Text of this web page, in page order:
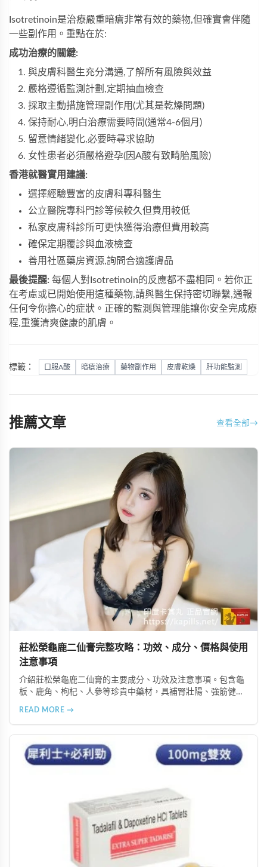
Isotretinoin是治療嚴重暗瘡非常有效的藥物,但確實會伴隨
一些副作用。重點在於:
成功治療的關鍵:
與皮膚科醫生充分溝通,了解所有風險與效益
嚴格遵循監測計劃,定期抽血檢查
採取主動措施管理副作用(尤其是乾燥問題)
保持耐心,明白治療需要時間(通常4-6個月)
留意情緒變化,必要時尋求協助
女性患者必須嚴格避孕(因A酸有致畸胎風險)
香港就醫實用建議:
選擇經驗豐富的皮膚科專科醫生
公立醫院專科門診等候較久但費用較低
私家皮膚科診所可更快獲得治療但費用較高
確保定期覆診與血液檢查
善用社區藥房資源,詢問合適護膚品
最後提醒: 每個人對Isotretinoin的反應都不盡相同。若你正
在考慮或已開始使用這種藥物,請與醫生保持密切聯繫,通報
任何令你擔心的症狀。正確的監測與管理能讓你安全完成療
程,重獲清爽健康的肌膚。
標籤： 口服A酸 暗瘡治療 藥物副作用 皮膚乾燥 肝功能監測
推薦文章 查看全部→
莊松榮龜鹿二仙膏完整攻略：功效、成分、價格與使用
注意事項
介紹莊松榮龜鹿二仙膏的主要成分、功效及注意事項。包含龜
板、鹿角、枸杞、人參等珍貴中藥材，具補腎壯陽、強筋健
READ MORE →